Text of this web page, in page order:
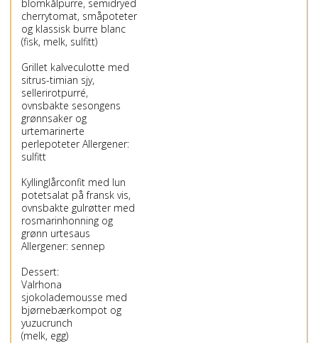
blomkålpurre, semidryed
cherrytomat, småpoteter
og klassisk burre blanc
(fisk, melk, sulfitt)
Grillet kalveculotte med
sitrus-timian sjy,
sellerirotpurré,
ovnsbakte sesongens
grønnsaker og
urtemarinerte
perlepoteter Allergener:
sulfitt
Kyllinglårconfit med lun
potetsalat på fransk vis,
ovnsbakte gulrøtter med
rosmarinhonning og
grønn urtesaus
Allergener: sennep
Dessert:
Valrhona
sjokolademousse med
bjørnebærkompot og
yuzucrunch
(melk, egg)